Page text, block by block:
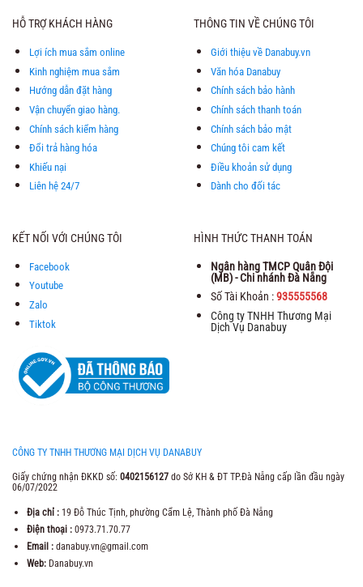
HỖ TRỢ KHÁCH HÀNG
Lợi ích mua sắm online
Kinh nghiệm mua sắm
Hướng dẫn đặt hàng
Vận chuyển giao hàng.
Chính sách kiểm hàng
Đổi trả hàng hóa
Khiếu nại
Liên hệ 24/7
THÔNG TIN VỀ CHÚNG TÔI
Giới thiệu về Danabuy.vn
Văn hóa Danabuy
Chính sách bảo hành
Chính sách thanh toán
Chính sách bảo mật
Chúng tôi cam kết
Điều khoản sử dụng
Dành cho đối tác
KẾT NỐI VỚI CHÚNG TÔI
Facebook
Youtube
Zalo
Tiktok
HÌNH THỨC THANH TOÁN
Ngân hàng TMCP Quân Đội
(MB) - Chi nhánh Đà Nẵng
Số Tài Khoản :935555568
Công ty TNHH Thương Mại
Dịch Vụ Danabuy
CÔNG TY TNHH THƯƠNG MẠI DỊCH VỤ DANABUY
Giấy chứng nhận ĐKKD số: 0402156127 do Sở KH & ĐT TP.Đà Nẵng cấp lần đầu ngày
06/07/2022
Địa chỉ :19 Đỗ Thúc Tịnh, phường Cẩm Lệ, Thành phố Đà Nẵng
Điện thoại :0973.71.70.77
Email : danabuy.vn@gmail.com
Web: Danabuy.vn